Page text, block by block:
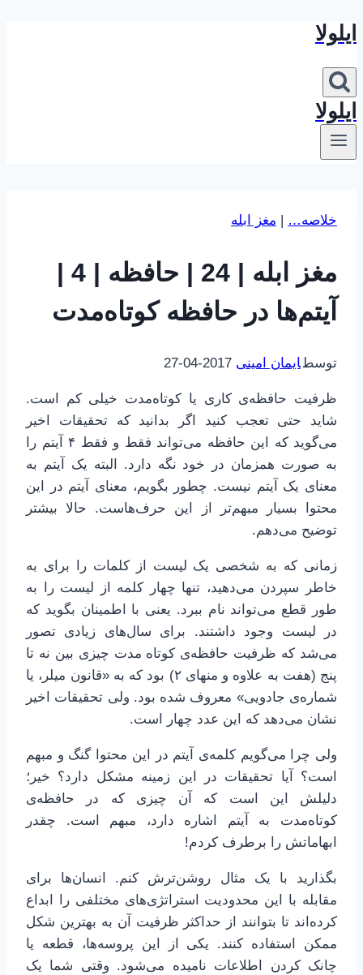
بازگشت
محتوا
ایلولا
ایلولا
خلاصه… | مغز ابله
مغز ابله | 24 | حافظه | 4 |
آیتم‌ها در حافظه کوتاه‌مدت
توسطایمان امینی 2017-04-27
ظرفیت حافظه‌ی کاری یا کوتاه‌مدت خیلی کم است.
شاید حتی تعجب کنید اگر بدانید که تحقیقات اخیر
می‌گوید که این حافظه می‌تواند فقط و فقط ۴ آیتم را
به صورت همزمان در خود نگه دارد. البته یک آیتم به
معنای یک آیتم نیست. چطور بگویم، معنای آیتم در این
محتوا بسیار مبهم‌تر از این حرف‌هاست. حالا بیشتر
توضیح می‌دهم.
زمانی که به شخصی یک لیست از کلمات را برای به
خاطر سپردن می‌دهید، تنها چهار کلمه از لیست را به
طور قطع می‌تواند نام ببرد. یعنی با اطمینان بگوید که
در لیست وجود داشتند. برای سال‌های زیادی تصور
می‌شد که ظرفیت حافظه‌ی کوتاه مدت چیزی بین نه تا
پنج (هفت به علاوه و منهای ۲) بود که به «قانون میلر، یا
شماره‌ی جادویی» معروف شده بود. ولی تحقیقات اخیر
نشان می‌دهد که این عدد چهار است.
ولی چرا می‌گویم کلمه‌ی آیتم در این محتوا گنگ و مبهم
است؟ آیا تحقیقات در این زمینه مشکل دارد؟ خیر؛
دلیلش این است که آن چیزی که در حافظه‌ی
کوتاه‌مدت به آیتم اشاره دارد، مبهم است. چقدر
ابهاماتش را برطرف کردم!
بگذارید با یک مثال روشن‌ترش کنم. انسان‌ها برای
مقابله با این محدودیت استراتژی‌های مختلفی را ابداع
کرده‌اند تا بتوانند از حداکثر ظرفیت آن به بهترین شکل
ممکن استفاده کنند. یکی از این پروسه‌ها، قطعه یا
چانک کردن اطلاعات نامیده می‌شود. وقتی شما یک